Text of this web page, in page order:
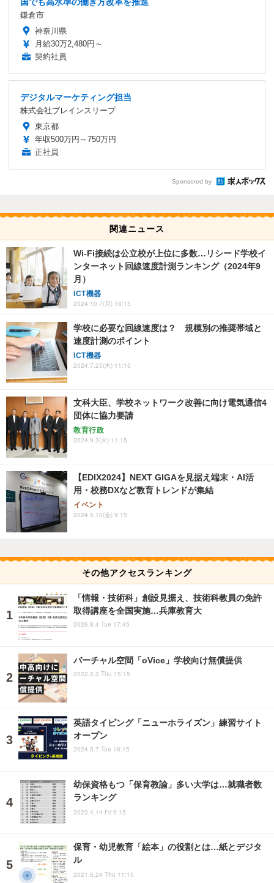
鎌倉市
神奈川県
月給30万2,480円～
契約社員
デジタルマーケティング担当
株式会社ブレインスリープ
東京都
年収500万円～750万円
正社員
Sponsored by
関連ニュース
Wi-Fi接続は公立校が上位に多数…リシード学校イ
ンターネット回線速度計測ランキング（2024年9
月）
ICT機器
2024.10.7(月) 18:15
学校に必要な回線速度は？ 規模別の推奨帯域と
速度計測のポイント
ICT機器
2024.7.25(木) 11:15
文科大臣、学校ネットワーク改善に向け電気通信4
団体に協力要請
教育行政
2024.9.3(火) 11:15
【EDIX2024】NEXT GIGAを見据え端末・AI活
用・校務DXなど教育トレンドが集結
イベント
2024.5.10(金) 9:15
その他アクセスランキング
「情報・技術科」創設見据え、技術科教員の免許
取得講座を全国実施…兵庫教育大
2026.8.4 Tue 17:45
バーチャル空間「oVice」学校向け無償提供
2022.2.3 Thu 15:15
英語タイピング「ニューホライズン」練習サイト
オープン
2024.5.7 Tue 16:15
幼保資格もつ「保育教諭」多い大学は…就職者数
ランキング
2023.4.14 Fri 9:15
保育・幼児教育「絵本」の役割とは…紙とデジタ
ル
2021.6.24 Thu 11:15